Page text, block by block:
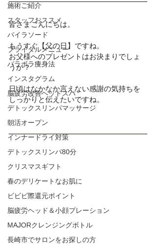
施術ご紹介
スタッフおススメ
パイラソード
ブライダルメニュー
パラボラ痩身法
インスタグラム
脳疲労改善ヘッドスパ
デトックスリンパマッサージ
朝活オープン
インナードライ対策
デトックスリンパ80分
クリスマスギフト
春のデリケートなお肌に
ビビビ際還元ポイント
脳疲労ヘッド＆小顔プレーション
MAJORクレンジングボトル
長崎市でサロンをお探しの方
皆さまこんにちは。
もうすぐ【父の日】ですね。
お父様へのプレゼントはお決まりでしょ
うか？
日頃はなかなか言えない感謝の気持ちを
しっかりと伝えたいですね。